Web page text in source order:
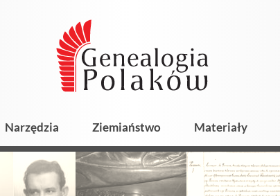
Narzędzia Ziemiaństwo Materiały